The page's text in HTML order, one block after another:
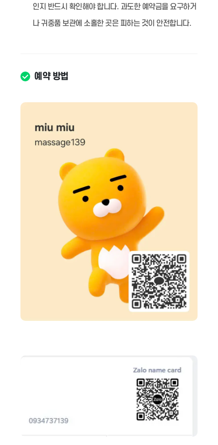
인지 반드시 확인해야 합니다. 과도한 예약금을 요구하거
나 귀중품 보관에 소홀한 곳은 피하는 것이 안전합니다.
예약 방법